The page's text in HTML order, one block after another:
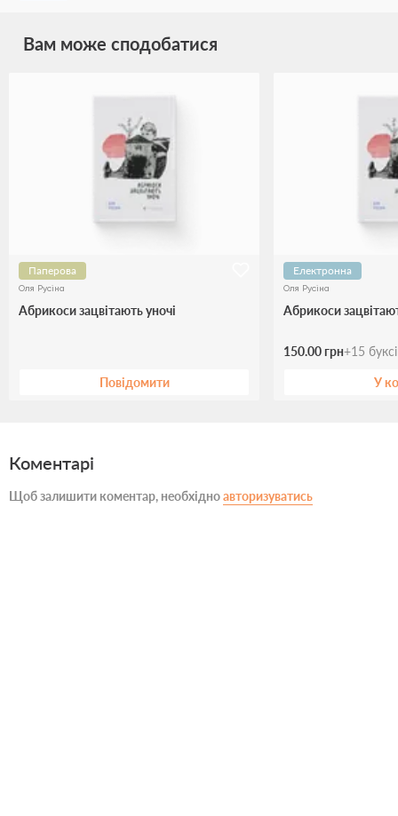
Вам може сподобатися
Паперова
Оля Русіна
Абрикоси зацвітають уночі
Повідомити
Електронна
Оля Русіна
Абрикоси
150.00 грн+15
У
Коментарі
Щоб залишити коментар, необхідноавторизуватись